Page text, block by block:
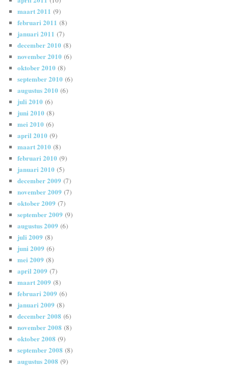
maart 2011 (9)
februari 2011 (8)
januari 2011 (7)
december 2010 (8)
november 2010 (6)
oktober 2010 (8)
september 2010 (6)
augustus 2010 (6)
juli 2010 (6)
juni 2010 (8)
mei 2010 (6)
april 2010 (9)
maart 2010 (8)
februari 2010 (9)
januari 2010 (5)
december 2009 (7)
november 2009 (7)
oktober 2009 (7)
september 2009 (9)
augustus 2009 (6)
juli 2009 (8)
juni 2009 (6)
mei 2009 (8)
april 2009 (7)
maart 2009 (8)
februari 2009 (6)
januari 2009 (8)
december 2008 (6)
november 2008 (8)
oktober 2008 (9)
september 2008 (8)
augustus 2008 (9)